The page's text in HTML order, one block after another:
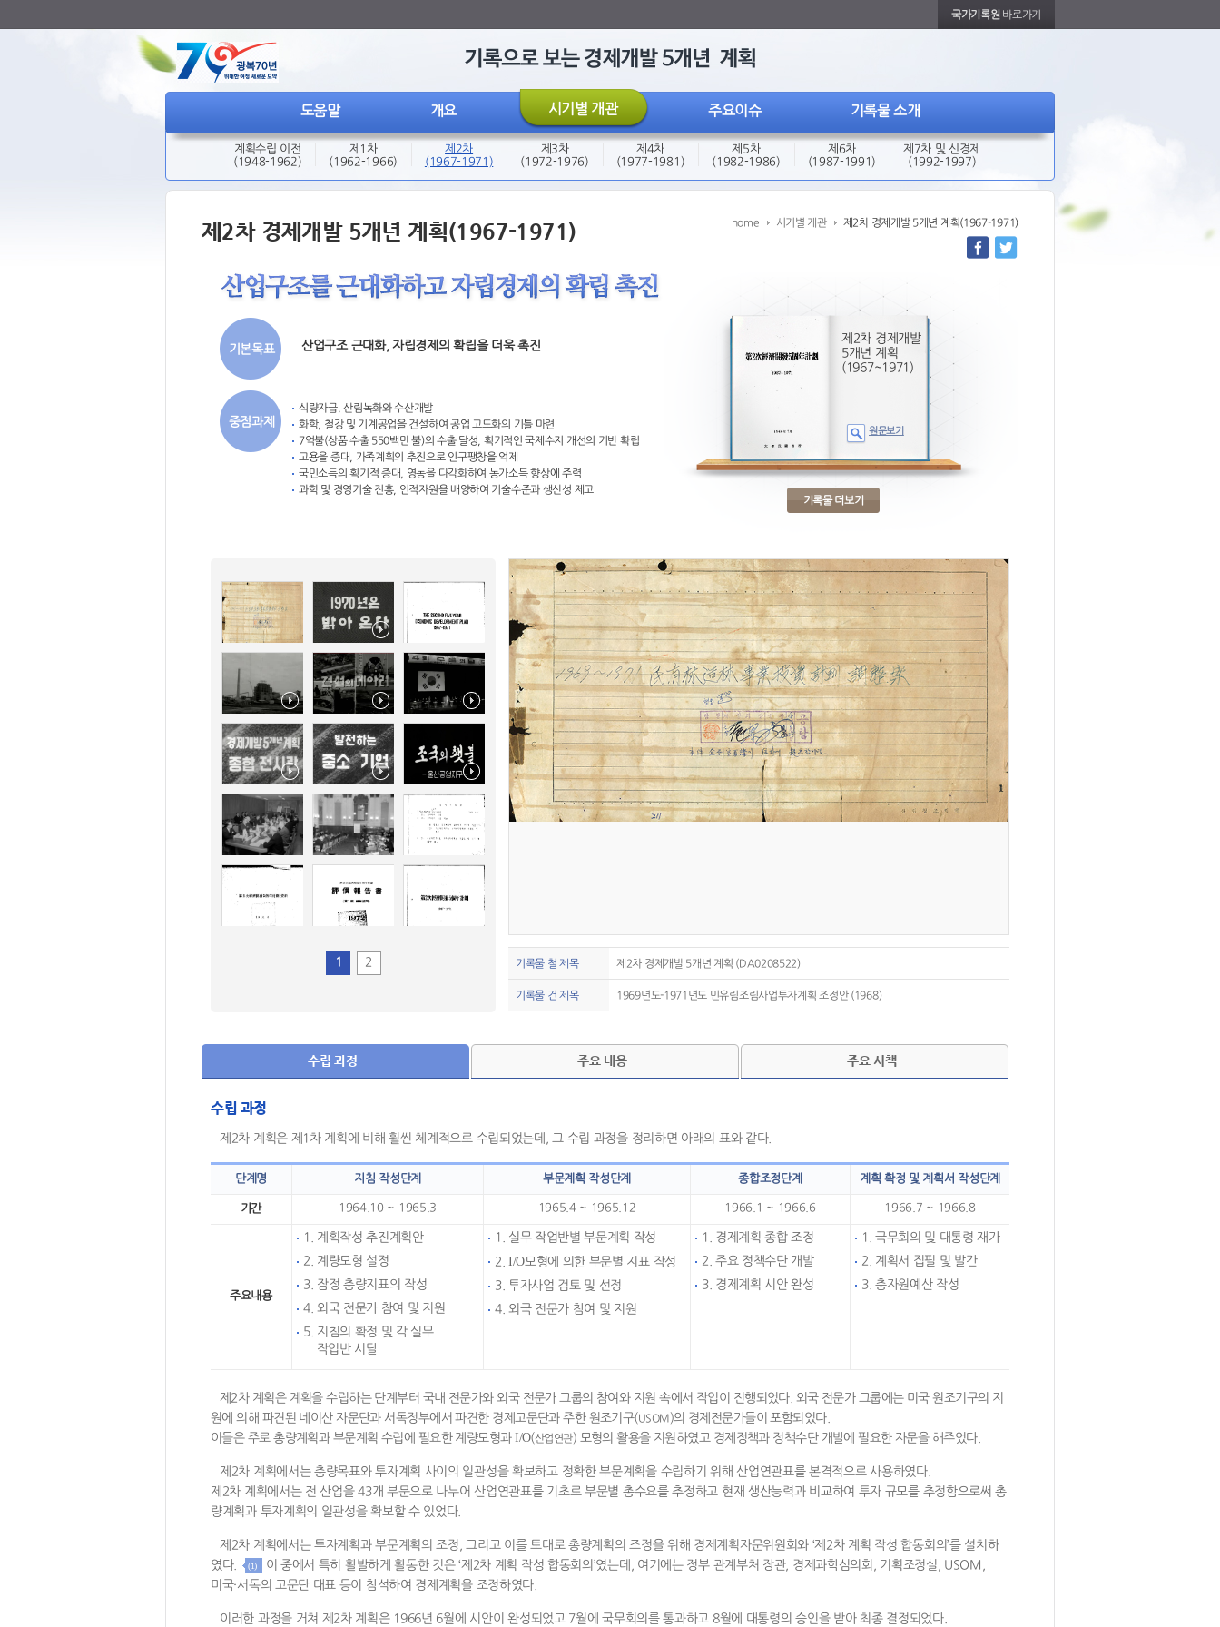
국가기록원 바로가기
도움말 개요 시기별 개관
계획수립 이전
(1948-1962)
제1차
(1962-1966)
제2차
(1967-1971)
제3차
(1972-1976)
제4차
(1977-1981)
제5차
(1982-1986)
제6차
(1987-1991)
제7차 및 신경제
(1992-1997)
주요이슈 기록물 소개
제2차 경제개발 5개년 계획(1967-1971) home 시기별 개관 제2차 경제개발 5개년 계획(1967-1971)
기본목표 산업구조 근대화, 자립경제의 확립을 더욱 촉진
중점과제
식량자급, 산림녹화와 수산개발
화학, 철강 및 기계공업을 건설하여 공업 고도화의 기틀 마련
7억불(상품 수출 550백만 불)의 수출 달성, 획기적인 국제수지 개선의 기반 확립
고용을 증대, 가족계획의 추진으로 인구팽창을 억제
국민소득의 획기적 증대, 영농을 다각화하여 농가소득 향상에 주력
과학 및 경영기술 진흥, 인적자원을 배양하여 기술수준과 생산성 제고
제2차 경제개발
5개년 계획
(1967~1971)
원문보기
기록물 더보기
1 2 기록물 철 제목 제2차 경제개발 5개년 계획 (DA0208522)
기록물 건 제목 1969년도-1971년도 민유림조림사업투자계획 조정안 (1968)
수립 과정 주요 내용 주요 시책
수립 과정
제2차 계획은 제1차 계획에 비해 훨씬 체계적으로 수립되었는데, 그 수립 과정을 정리하면 아래의 표와 같다.
단계명 지침 작성단계 부문계획 작성단계 종합조정단계 계획 확정 및 계획서 작성단계
기간 1964.10 ~ 1965.3 1965.4 ~ 1965.12 1966.1 ~ 1966.6 1966.7 ~ 1966.8
주요내용
1. 계획작성 추진계획안
2. 계량모형 설정
3. 잠정 총량지표의 작성
4. 외국 전문가 참여 및 지원
5. 지침의 확정 및 각 실무
작업반 시달
1. 실무 작업반별 부문계획 작성
2.I/O모형에 의한 부문별 지표 작성
3. 투자사업 검토 및 선정
4. 외국 전문가 참여 및 지원
1. 경제계획 종합 조정
2. 주요 정책수단 개발
3. 경제계획 시안 완성
1. 국무회의 및 대통령 재가
2. 계획서 집필 및 발간
3. 총자원예산 작성
제2차 계획은 계획을 수립하는 단계부터 국내 전문가와 외국 전문가 그룹의 참여와 지원 속에서 작업이 진행되었다. 외국 전문가 그룹에는 미국 원조기구의 지
원에 의해 파견된 네이산 자문단과 서독정부에서 파견한 경제고문단과 주한 원조기구(USOM)의 경제전문가들이 포함되었다.
이들은 주로 총량계획과 부문계획 수립에 필요한 계량모형과I/O(산업연관) 모형의 활용을 지원하였고 경제정책과 정책수단 개발에 필요한 자문을 해주었다.
제2차 계획에서는 총량목표와 투자계획 사이의 일관성을 확보하고 정확한 부문계획을 수립하기 위해 산업연관표를 본격적으로 사용하였다.
제2차 계획에서는 전 산업을 43개 부문으로 나누어 산업연관표를 기초로 부문별 총수요를 추정하고 현재 생산능력과 비교하여 투자 규모를 추정함으로써 총
량계획과 투자계획의 일관성을 확보할 수 있었다.
제2차 계획에서는 투자계획과 부문계획의 조정, 그리고 이를 토대로 총량계획의 조정을 위해 경제계획자문위원회와 ‘제2차 계획 작성 합동회의’를 설치하
였다.
(1)
이 중에서 특히 활발하게 활동한 것은 ‘제2차 계획 작성 합동회의’였는데, 여기에는 정부 관계부처 장관, 경제과학심의회, 기획조정실, USOM,
미국·서독의 고문단 대표 등이 참석하여 경제계획을 조정하였다.
이러한 과정을 거쳐 제2차 계획은 1966년 6월에 시안이 완성되었고 7월에 국무회의를 통과하고 8월에 대통령의 승인을 받아 최종 결정되었다.